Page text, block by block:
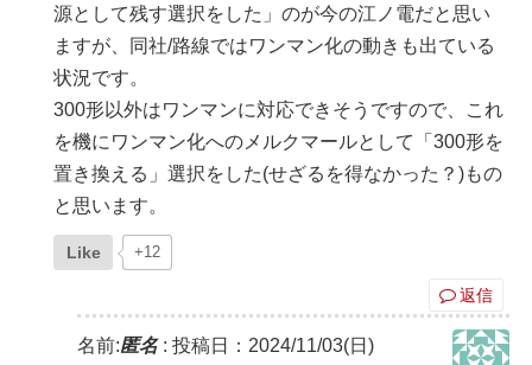
源として残す選択をした」のが今の江ノ電だと思い
ますが、同社/路線ではワンマン化の動きも出ている
状況です。
300形以外はワンマンに対応できそうですので、これ
を機にワンマン化へのメルクマールとして「300形を
置き換える」選択をした(せざるを得なかった？)もの
と思います。
Like +12
返信
名前:匿名: 投稿日：2024/11/03(日)